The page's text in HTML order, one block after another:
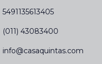
5491135613405
(011) 43083400
info@casaquintas.com